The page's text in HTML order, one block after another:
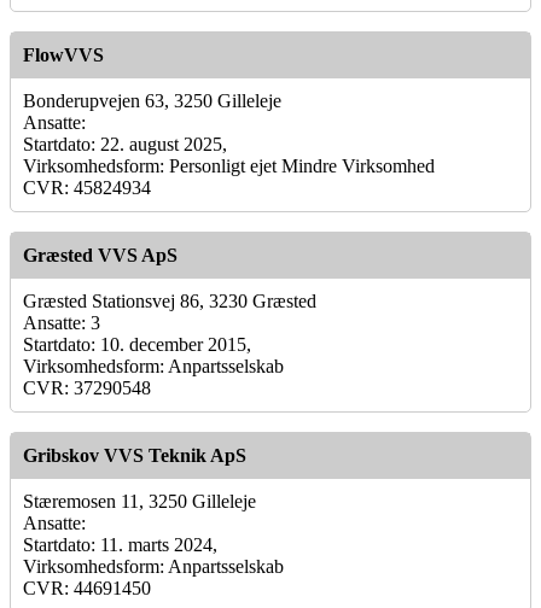
FlowVVS
Bonderupvejen 63, 3250 Gilleleje
Ansatte:
Startdato: 22. august 2025,
Virksomhedsform: Personligt ejet Mindre Virksomhed
CVR: 45824934
Græsted VVS ApS
Græsted Stationsvej 86, 3230 Græsted
Ansatte: 3
Startdato: 10. december 2015,
Virksomhedsform: Anpartsselskab
CVR: 37290548
Gribskov VVS Teknik ApS
Stæremosen 11, 3250 Gilleleje
Ansatte:
Startdato: 11. marts 2024,
Virksomhedsform: Anpartsselskab
CVR: 44691450